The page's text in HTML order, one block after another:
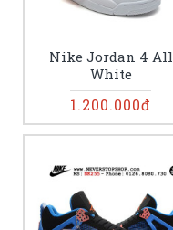
Nike Jordan 4 All
White
1.200.000đ